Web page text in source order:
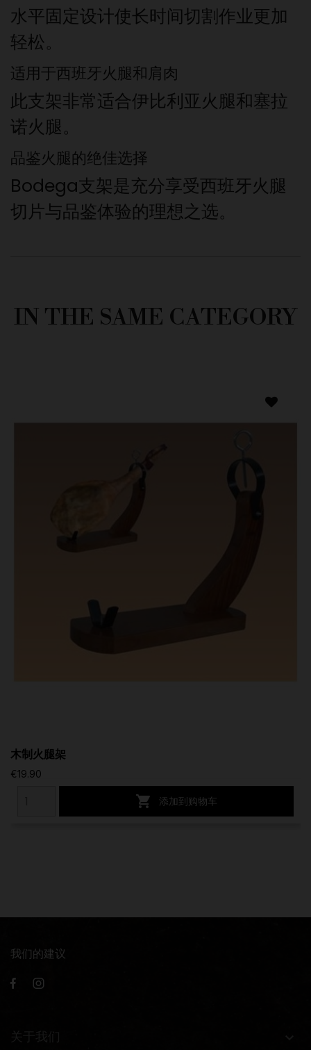
水平固定设计使长时间切割作业更加
轻松。
适用于西班牙火腿和肩肉
此支架非常适合伊比利亚火腿和塞拉
诺火腿。
品鉴火腿的绝佳选择
Bodega支架是充分享受西班牙火腿
切片与品鉴体验的理想之选。
IN THE SAME CATEGORY
木制火腿架
€19.90
 添加到购物车
我们的建议